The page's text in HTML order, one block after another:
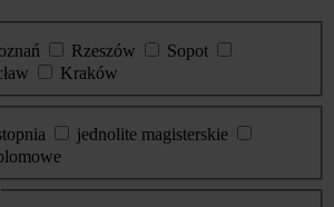
Rzeszów
Sopot
Kraków
jednolite magisterskie